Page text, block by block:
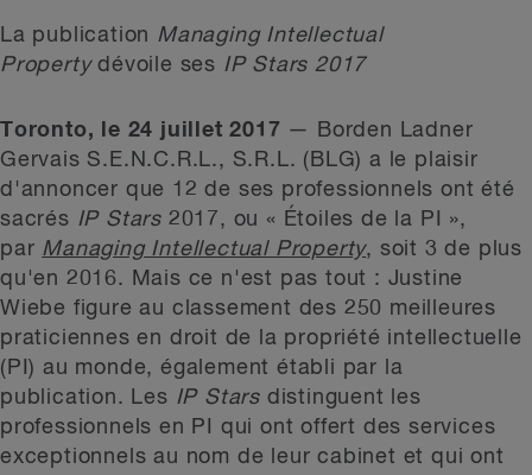
La publication Managing Intellectual
Propertydévoile ses IP Stars 2017
Toronto, le 24 juillet 2017 — Borden Ladner
Gervais S.E.N.C.R.L., S.R.L. (BLG) a le plaisir
d'annoncer que 12 de ses professionnels ont été
sacrés IP Stars 2017, ou « Étoiles de la PI »,
par Managing Intellectual Property, soit 3 de plus
qu'en 2016. Mais ce n'est pas tout : Justine
Wiebe figure au classement des 250 meilleures
praticiennes en droit de la propriété intellectuelle
(PI) au monde, également établi par la
publication. Les IP Stars distinguent les
professionnels en PI qui ont offert des services
exceptionnels au nom de leur cabinet et qui ont